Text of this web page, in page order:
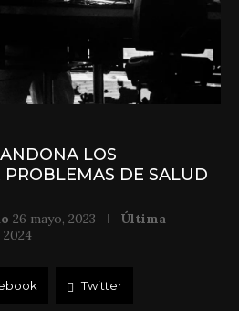
LOS
PROBLEMAS DE SALUD
26 mayo, 2023
Última
Twitter